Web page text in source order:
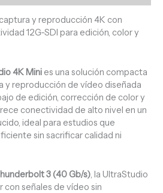
y reproducción 4K con
12G-SDI para edición, color y
4K Mini es una solución compacta
y reproducción de vídeo diseñada
de edición, corrección de color y
conectividad de alto nivel en un
ideal para estudios que
sin sacrificar calidad ni
3 (40 Gb/s), la UltraStudio
señales de vídeo sin